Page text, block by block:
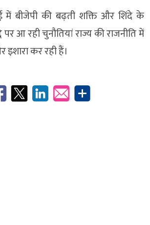
में बीजेपी की बढ़ती शक्ति और शिंदे के
आ रही चुनौतियां राज्य की राजनीति में
कर रही हैं।